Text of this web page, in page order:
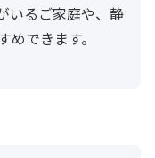
いるご家庭や、静
できます。